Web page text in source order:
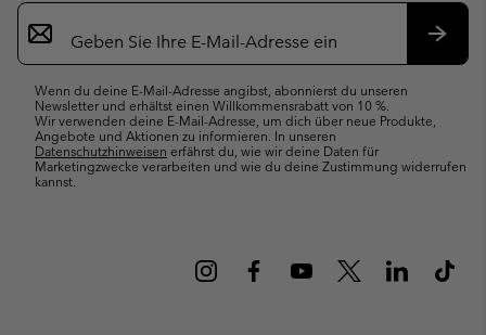
Newsletter-
Anmeldung
Wenn du deine E-Mail-Adresse angibst, abonnierst du unseren
Newsletter und erhältst einen Willkommensrabatt von 10 %.
Wir verwenden deine E-Mail-Adresse, um dich über neue Produkte,
Angebote und Aktionen zu informieren. In unseren
Datenschutzhinweisen erfährst du, wie wir deine Daten für
Marketingzwecke verarbeiten und wie du deine Zustimmung widerrufen
kannst.